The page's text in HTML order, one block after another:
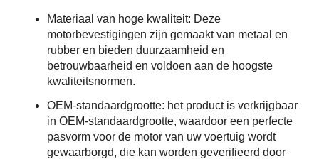
Materiaal van hoge kwaliteit: Deze
motorbevestigingen zijn gemaakt van metaal en
rubber en bieden duurzaamheid en
betrouwbaarheid en voldoen aan de hoogste
kwaliteitsnormen.
OEM-standaardgrootte: het product is verkrijgbaar
in OEM-standaardgrootte, waardoor een perfecte
pasvorm voor de motor van uw voertuig wordt
gewaarborgd, die kan worden geverifieerd door